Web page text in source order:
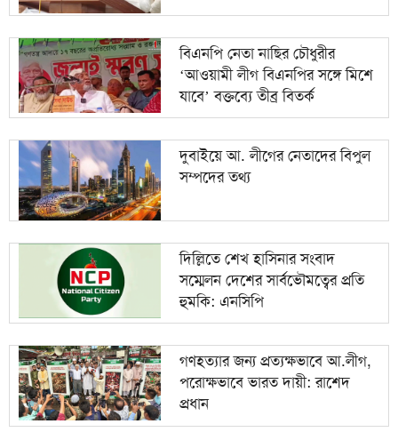
বিএনপি নেতা নাছির চৌধুরীর
‘আওয়ামী লীগ বিএনপির সঙ্গে মিশে
যাবে’ বক্তব্যে তীব্র বিতর্ক
দুবাইয়ে আ. লীগের নেতাদের বিপুল
সম্পদের তথ্য
দিল্লিতে শেখ হাসিনার সংবাদ
সম্মেলন দেশের সার্বভৌমত্বের প্রতি
হুমকি: এনসিপি
গণহত্যার জন্য প্রত্যক্ষভাবে আ.লীগ,
পরোক্ষভাবে ভারত দায়ী: রাশেদ
প্রধান